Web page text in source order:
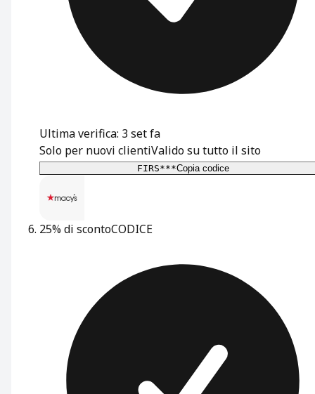
Ultima verifica: 3 set fa
Solo per nuovi clientiValido su tutto il sito
FIRS***Copia codice
25% di scontoCODICE